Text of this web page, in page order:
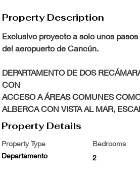
Property Description
Exclusivo proyecto a solo unos
del aeropuerto de Cancún.
DEPARTAMENTO DE DOS
CON
ACCESO A ÁREAS COMUNES
ALBERCA CON VISTA AL MAR,
Property Details
Property Type
Departamento
Bedrooms
2